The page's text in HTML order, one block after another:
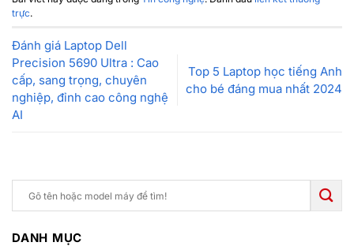
trực.
Đánh giá Laptop Dell
Precision 5690 Ultra : Cao
cấp, sang trọng, chuyên
nghiệp, đỉnh cao công nghệ
AI
Top 5 Laptop học tiếng Anh
cho bé đáng mua nhất 2024
DANH MỤC